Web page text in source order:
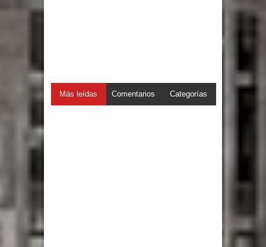
Más leídas Comentarios Categorías